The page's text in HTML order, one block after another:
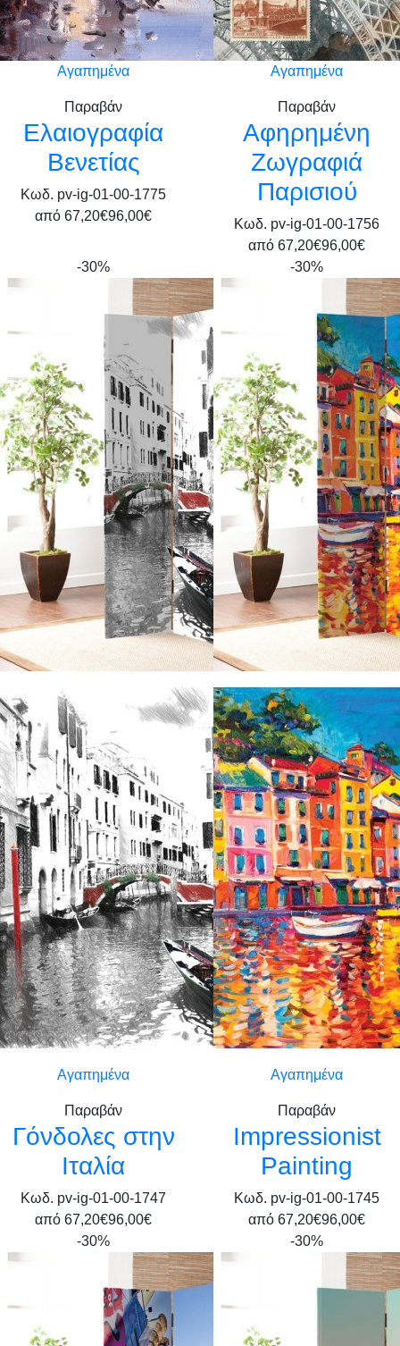
Αγαπημένα
Παραβάν
Ελαιογραφία
Βενετίας
Κωδ. pv-ig-01-00-1775
από 67,20€96,00€
Αγαπημένα
Παραβάν
Αφηρημένη
Ζωγραφιά
Παρισιού
Κωδ. pv-ig-01-00-1756
από 67,20€96,00€
-30%
Αγαπημένα
Παραβάν
Γόνδολες στην
Ιταλία
Κωδ. pv-ig-01-00-1747
από 67,20€96,00€
-30%
Αγαπημένα
Παραβάν
Impressionist
Painting
Κωδ. pv-ig-01-00-1745
από 67,20€96,00€
-30%
-30%